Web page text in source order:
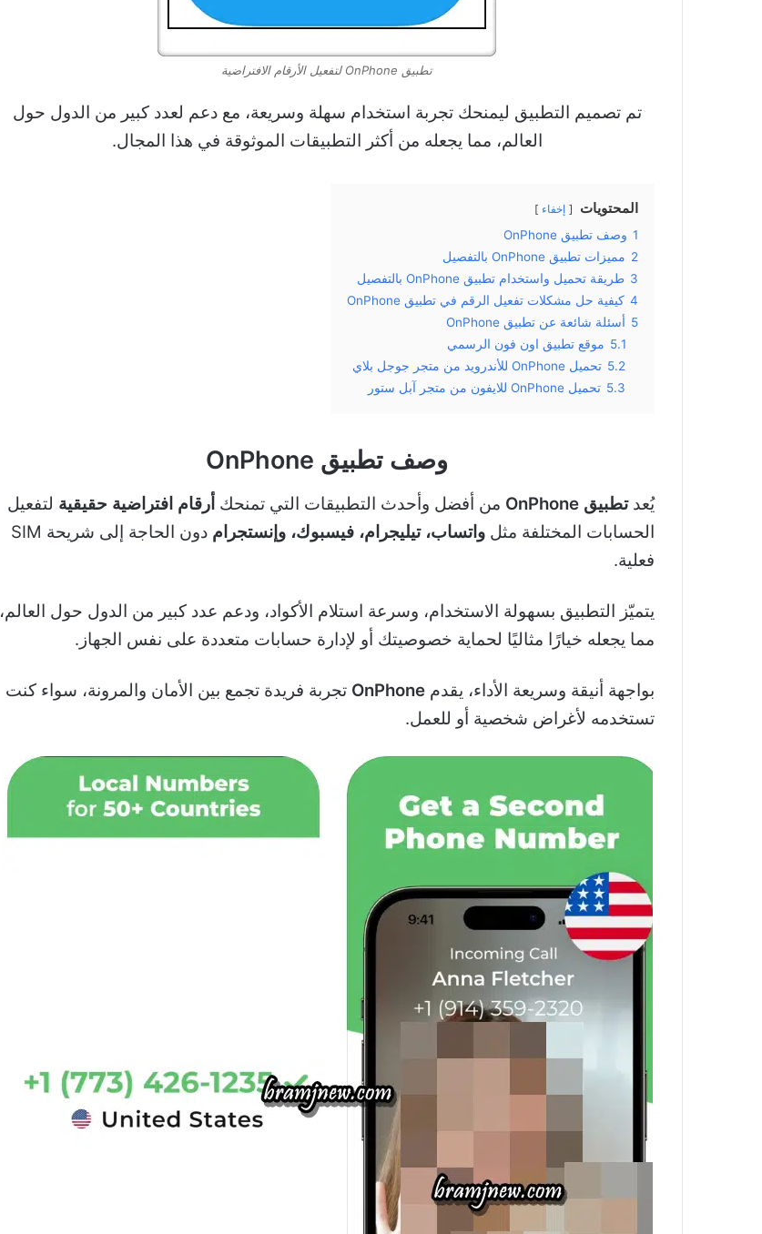
تطبيق OnPhone لتفعيل الأرقام الافتراضية
تم تصميم التطبيق ليمنحك تجربة استخدام سهلة وسريعة، مع دعم لعدد كبير من الدول حول
العالم، مما يجعله من أكثر التطبيقات الموثوقة في هذا المجال.
المحتويات إخفاء
1 وصف تطبيق OnPhone
2 مميزات تطبيق OnPhone بالتفصيل
3 طريقة تحميل واستخدام تطبيق OnPhone بالتفصيل
4 كيفية حل مشكلات تفعيل الرقم في تطبيق OnPhone
5 أسئلة شائعة عن تطبيق OnPhone
5.1 موقع تطبيق اون فون الرسمي
5.2 تحميل OnPhone للأندرويد من متجر جوجل بلاي
5.3 تحميل OnPhone للايفون من متجر آبل ستور
وصف تطبيق OnPhone
يُعدتطبيق من أفضل وأحدث التطبيقات التي تمنحك أرقام افتراضية حقيقية لتفعيل
الحسابات المختلفة مثل واتساب، تيليجرام، فيسبوك، وإنستجرام
دون الحاجة إلى شريحة SIM
فعلية.
يتميّز التطبيق بسهولة الاستخدام، وسرعة استلام الأكواد، ودعم عدد كبير من الدول حول العالم،
مما يجعله خيارًا مثاليًا لحماية خصوصيتك أو لإدارة حسابات متعددة على نفس الجهاز.
بواجهة أنيقة وسريعة الأداء، يقدم OnPhone تجربة فريدة تجمع بين الأمان والمرونة، سواء كنت
تستخدمه لأغراض شخصية أو للعمل.